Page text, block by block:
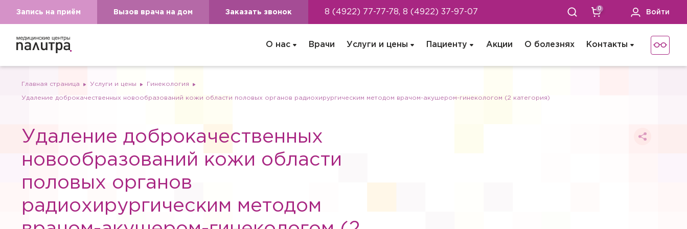
Запись на приём Вызов врача на дом Заказать звонок 8 (4922) 77-77-78, 8 (4922) 37-97-07 0
Войти
О нас Врачи Услуги и цены Пациенту Акции О болезнях Контакты
Главная страница Услуги и цены Гинекология
Удаление доброкачественных новообразований кожи области половых органов радиохирургическим методом врачом-акушером-гинекологом (2 категория)
Удаление доброкачественных
новообразований кожи области
половых органов
радиохирургическим методом